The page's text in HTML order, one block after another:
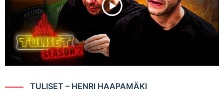
TULISET – HENRI HAAPAMÄKI